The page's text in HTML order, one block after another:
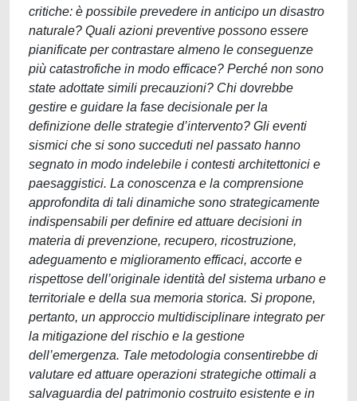
critiche: è possibile prevedere in anticipo un disastro
naturale? Quali azioni preventive possono essere
pianificate per contrastare almeno le conseguenze
più catastrofiche in modo efficace? Perché non sono
state adottate simili precauzioni? Chi dovrebbe
gestire e guidare la fase decisionale per la
definizione delle strategie d’intervento? Gli eventi
sismici che si sono succeduti nel passato hanno
segnato in modo indelebile i contesti architettonici e
paesaggistici. La conoscenza e la comprensione
approfondita di tali dinamiche sono strategicamente
indispensabili per definire ed attuare decisioni in
materia di prevenzione, recupero, ricostruzione,
adeguamento e miglioramento efficaci, accorte e
rispettose dell’originale identità del sistema urbano e
territoriale e della sua memoria storica. Si propone,
pertanto, un approccio multidisciplinare integrato per
la mitigazione del rischio e la gestione
dell’emergenza. Tale metodologia consentirebbe di
valutare ed attuare operazioni strategiche ottimali a
salvaguardia del patrimonio costruito esistente e in